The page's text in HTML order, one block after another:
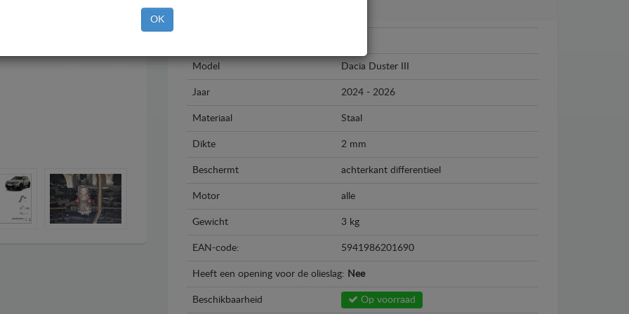
Model Dacia Duster III
Jaar 2024 - 2026
Materiaal Staal
Dikte 2 mm
Beschermt achterkant differentieel
Motor alle
Gewicht 3 kg
EAN-code: 5941986201690
Heeft een opening voor de olieslag: Nee
Beschikbaarheid Op voorraad
OK